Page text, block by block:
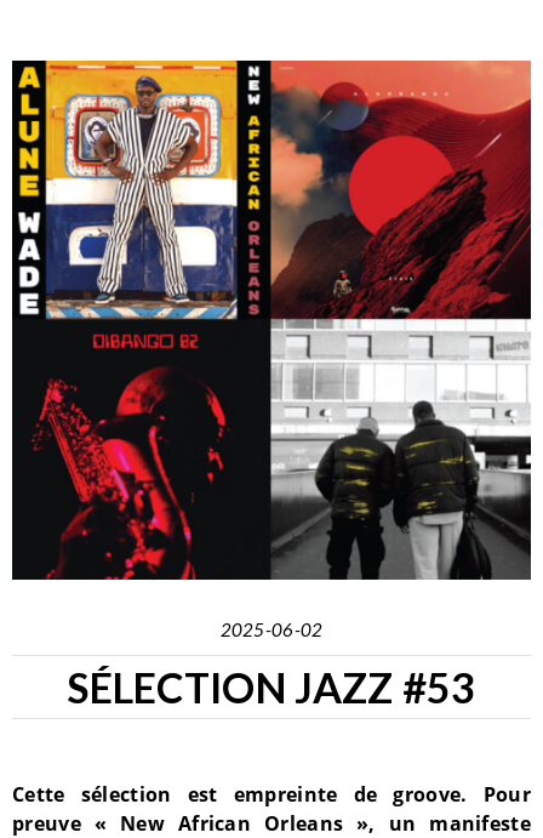
2025-06-02
SÉLECTION JAZZ #53
Cette sélection est empreinte de groove. Pour
preuve « New African Orleans », un manifeste